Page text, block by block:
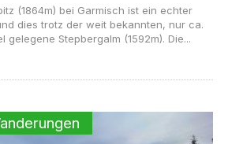
(1864m) bei Garmisch ist ein echter
dies trotz der weit bekannten, nur ca.
gelegene Stepbergalm (1592m). Die...